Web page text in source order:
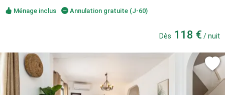
Ménage inclus Annulation gratuite (J-60)
Dès 118 € / nuit